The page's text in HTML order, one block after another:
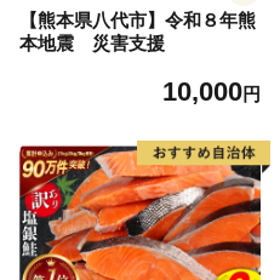
【熊本県八代市】令和８年熊
本地震 災害支援
10,000円